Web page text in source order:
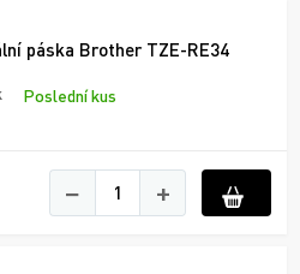
páska Brother TZE-RE34
Poslední kus
− +